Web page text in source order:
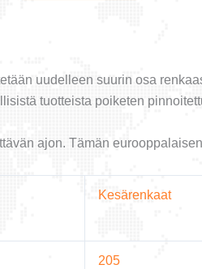
uudelleen suurin osa
tuotteista poiketen
ajon. Tämän
Kesärenkaat
205